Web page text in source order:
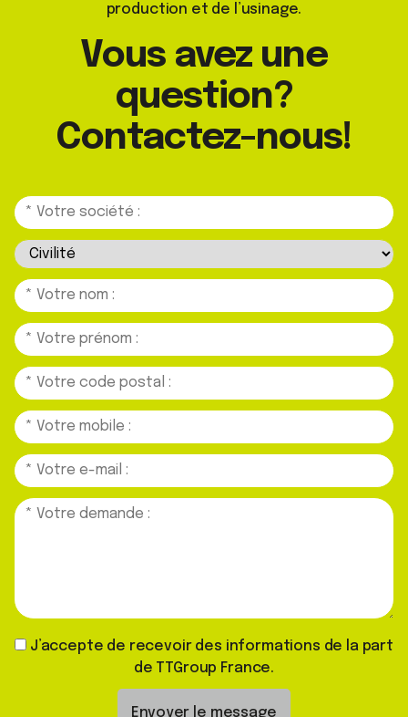
production et de l’usinage.
Vous avez une
question?
Contactez-nous!
J’accepte de recevoir des informations de la part
de TTGroup France.
Envoyer le message